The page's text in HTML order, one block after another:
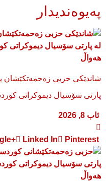
پەیوەندیدار
هەواڵ
پارتی سۆسیال دیموکراتی
ئاب 8, 2026
Linked In Pinterest
هەواڵ